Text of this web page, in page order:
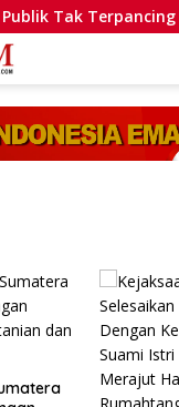
Terpancing Isu